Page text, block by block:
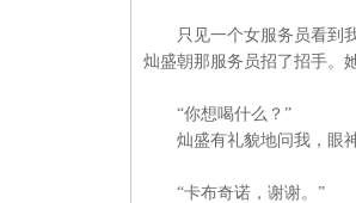
只见一个女服务员看到我
灿盛朝那服务员招了招手。
“你想喝什么？”
灿盛有礼貌地问我，眼神
“卡布奇诺，谢谢。”